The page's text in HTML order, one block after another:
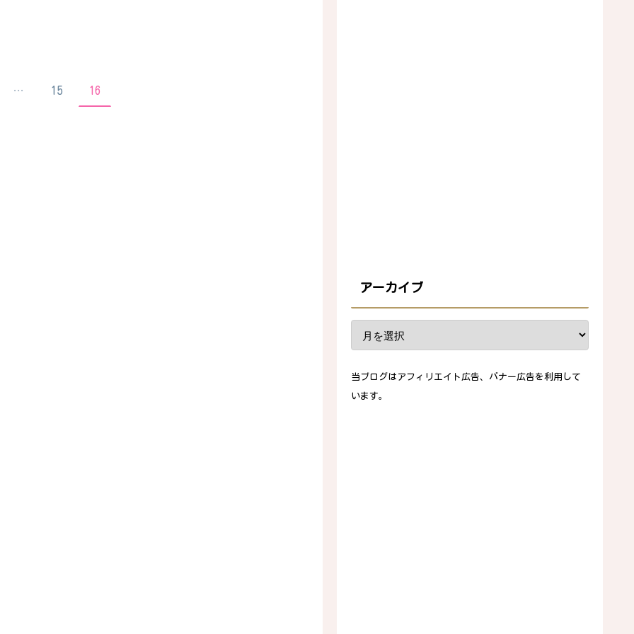
… 15 16
アーカイブ
当ブログはアフィリエイト広告、バナー広告を利用して
います。